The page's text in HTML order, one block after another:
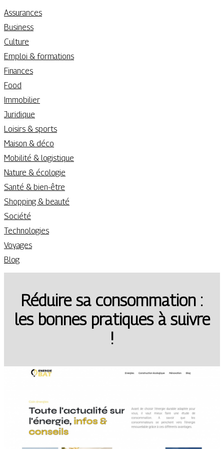
Assurances
Business
Culture
Emploi & formations
Finances
Food
Immobilier
Juridique
Loisirs & sports
Maison & déco
Mobilité & logistique
Nature & écologie
Santé & bien-être
Shopping & beauté
Société
Technologies
Voyages
Blog
Réduire sa consommation :
les bonnes pratiques à suivre
!